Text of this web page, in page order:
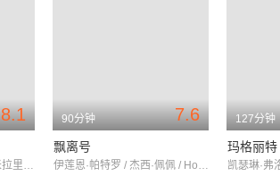
8.1
西德乐·盖贝特罗 / 彼得·米拉里 / 乔马·比基尤
7.6
90分钟
飘离号
伊莲恩·帕特罗 / 杰西·佩佩 / HosseinMardani
127分钟
玛格丽特